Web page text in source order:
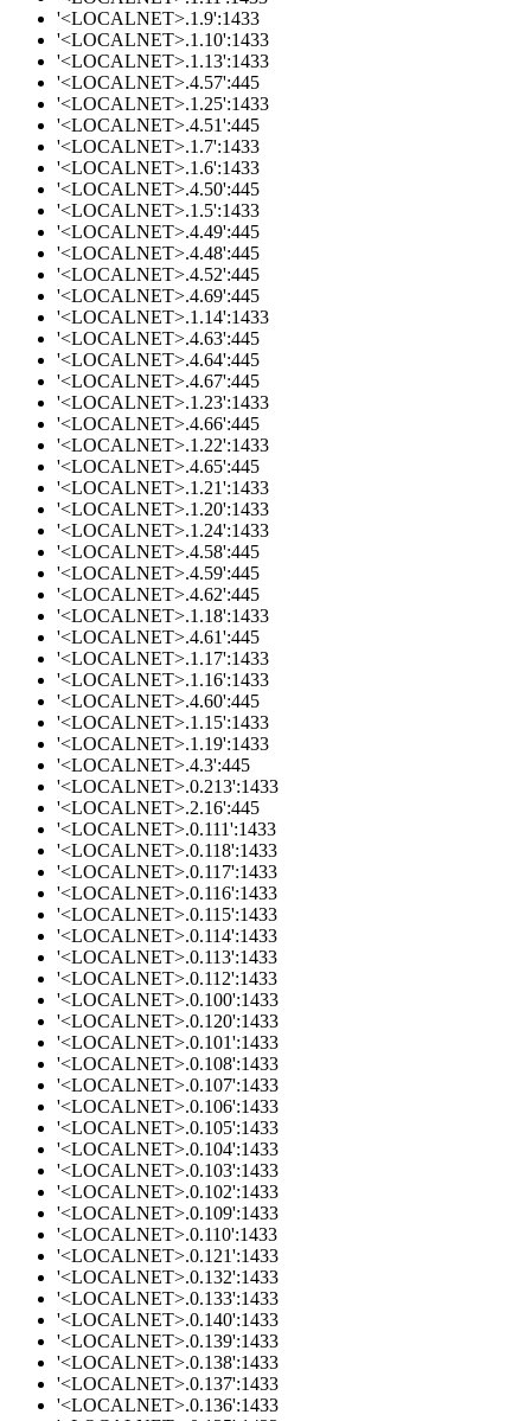
'<LOCALNET>.1.9':1433
'<LOCALNET>.1.10':1433
'<LOCALNET>.1.13':1433
'<LOCALNET>.4.57':445
'<LOCALNET>.1.25':1433
'<LOCALNET>.4.51':445
'<LOCALNET>.1.7':1433
'<LOCALNET>.1.6':1433
'<LOCALNET>.4.50':445
'<LOCALNET>.1.5':1433
'<LOCALNET>.4.49':445
'<LOCALNET>.4.48':445
'<LOCALNET>.4.52':445
'<LOCALNET>.4.69':445
'<LOCALNET>.1.14':1433
'<LOCALNET>.4.63':445
'<LOCALNET>.4.64':445
'<LOCALNET>.4.67':445
'<LOCALNET>.1.23':1433
'<LOCALNET>.4.66':445
'<LOCALNET>.1.22':1433
'<LOCALNET>.4.65':445
'<LOCALNET>.1.21':1433
'<LOCALNET>.1.20':1433
'<LOCALNET>.1.24':1433
'<LOCALNET>.4.58':445
'<LOCALNET>.4.59':445
'<LOCALNET>.4.62':445
'<LOCALNET>.1.18':1433
'<LOCALNET>.4.61':445
'<LOCALNET>.1.17':1433
'<LOCALNET>.1.16':1433
'<LOCALNET>.4.60':445
'<LOCALNET>.1.15':1433
'<LOCALNET>.1.19':1433
'<LOCALNET>.4.3':445
'<LOCALNET>.0.213':1433
'<LOCALNET>.2.16':445
'<LOCALNET>.0.111':1433
'<LOCALNET>.0.118':1433
'<LOCALNET>.0.117':1433
'<LOCALNET>.0.116':1433
'<LOCALNET>.0.115':1433
'<LOCALNET>.0.114':1433
'<LOCALNET>.0.113':1433
'<LOCALNET>.0.112':1433
'<LOCALNET>.0.100':1433
'<LOCALNET>.0.120':1433
'<LOCALNET>.0.101':1433
'<LOCALNET>.0.108':1433
'<LOCALNET>.0.107':1433
'<LOCALNET>.0.106':1433
'<LOCALNET>.0.105':1433
'<LOCALNET>.0.104':1433
'<LOCALNET>.0.103':1433
'<LOCALNET>.0.102':1433
'<LOCALNET>.0.109':1433
'<LOCALNET>.0.110':1433
'<LOCALNET>.0.121':1433
'<LOCALNET>.0.132':1433
'<LOCALNET>.0.133':1433
'<LOCALNET>.0.140':1433
'<LOCALNET>.0.139':1433
'<LOCALNET>.0.138':1433
'<LOCALNET>.0.137':1433
'<LOCALNET>.0.136':1433